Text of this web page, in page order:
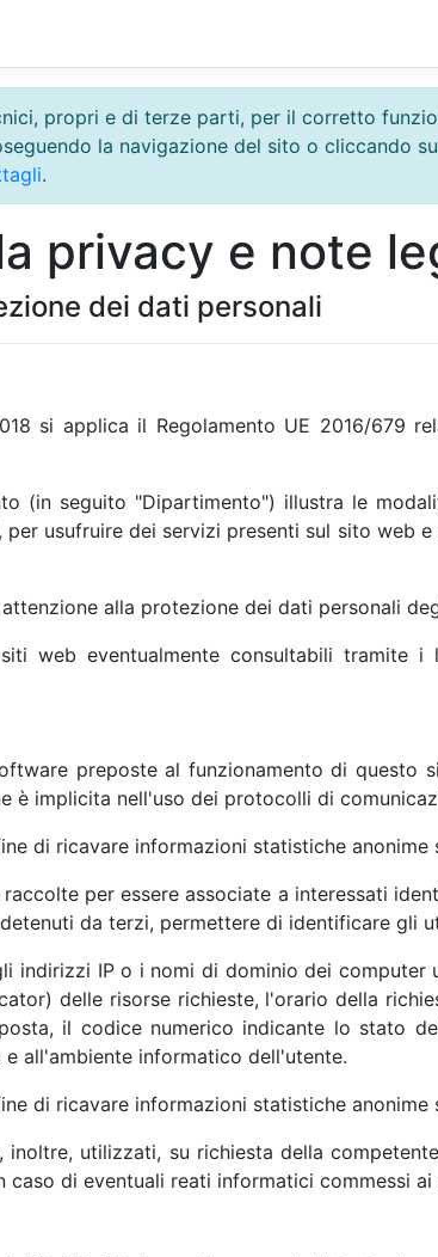
propri e di terze parti, per il corretto
la navigazione del sito o cliccando
.
privacy e note
dei dati personali
si applica il Regolamento UE 2016/679
(in seguito "Dipartimento") illustra le
usufruire dei servizi presenti sul sito web
alla protezione dei dati personali
web eventualmente consultabili
preposte al funzionamento di questo
è implicita nell'uso dei protocolli di
di ricavare informazioni statistiche
per essere associate a interessati
da terzi, permettere di identificare gli
indirizzi IP o i nomi di dominio dei
delle risorse richieste, l'orario della
il codice numerico indicante lo stato
all'ambiente informatico dell'utente.
di ricavare informazioni statistiche
utilizzati, su richiesta della
di eventuali reati informatici commessi ai